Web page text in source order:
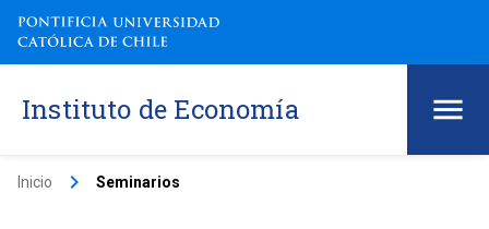
Instituto de Economía
Inicio keyboard_arrow_right Seminarios